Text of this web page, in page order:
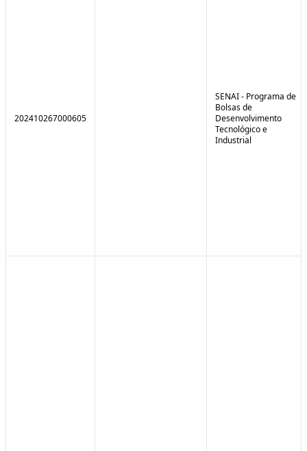
202410267000605
SENAI - Programa de
Bolsas de
Desenvolvimento
Tecnológico e
Industrial